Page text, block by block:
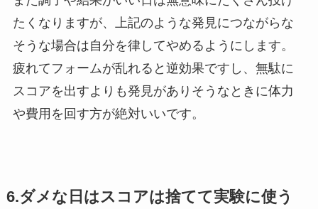
たくなりますが、上記のような発見につながらな
そうな場合は自分を律してやめるようにします。
疲れてフォームが乱れると逆効果ですし、無駄に
スコアを出すよりも発見がありそうなときに体力
や費用を回す方が絶対いいです。
6.ダメな日はスコアは捨てて実験に使う